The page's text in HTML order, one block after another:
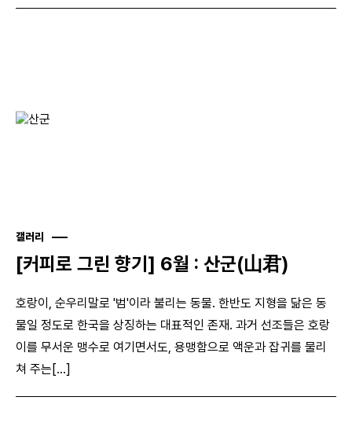
갤러리
[커피로 그린 향기] 6월 : 산군(山君)
호랑이, 순우리말로 '범'이라 불리는 동물. 한반도 지형을 닮은 동
물일 정도로 한국을 상징하는 대표적인 존재. 과거 선조들은 호랑
이를 무서운 맹수로 여기면서도, 용맹함으로 액운과 잡귀를 물리
쳐 주는[...]